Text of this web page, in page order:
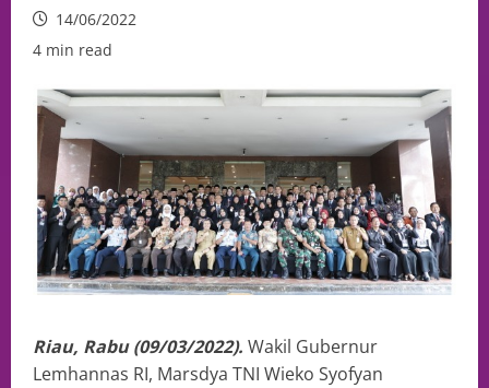
14/06/2022
4 min read
Riau, Rabu (09/03/2022). Wakil Gubernur
Lemhannas RI, Marsdya TNI Wieko Syofyan